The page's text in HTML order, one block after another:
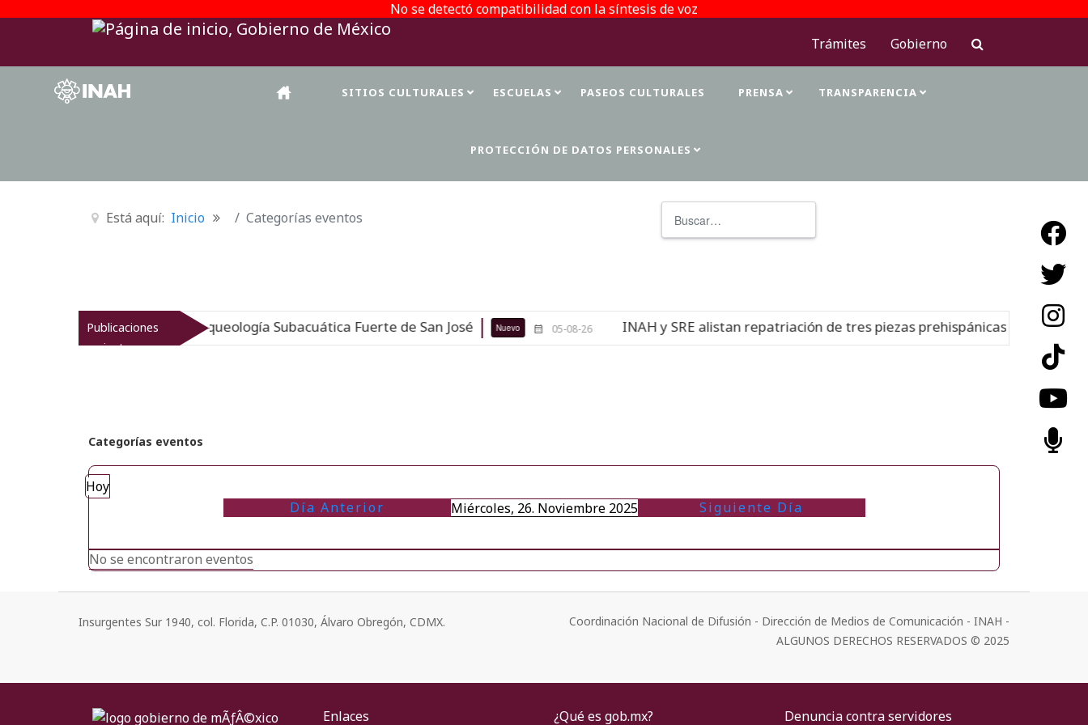
No se detectó compatibilidad con la síntesis de voz
Trámites
Gobierno
SITIOS CULTURALES ESCUELAS PASEOS CULTURALES PRENSA TRANSPARENCIA
PROTECCIÓN DE DATOS PERSONALES
Está aquí: Inicio Categorías eventos
Publicaciones
recientes
sumergido: Museo de Arqueología Subacuática Fuerte de San José Nuevo 05-08-26 INAH y SRE alistan repatriación de tres piezas prehispánicas desde Estados
Categorías eventos
Hoy
Día Anterior
Miércoles, 26. Noviembre 2025 Siguiente Día
No se encontraron eventos
Insurgentes Sur 1940, col. Florida, C.P. 01030, Álvaro Obregón, CDMX.
Coordinación Nacional de Difusión - Dirección de Medios de Comunicación - INAH -
ALGUNOS DERECHOS RESERVADOS © 2025
Enlaces ¿Qué es gob.mx?
Denuncia contra servidores